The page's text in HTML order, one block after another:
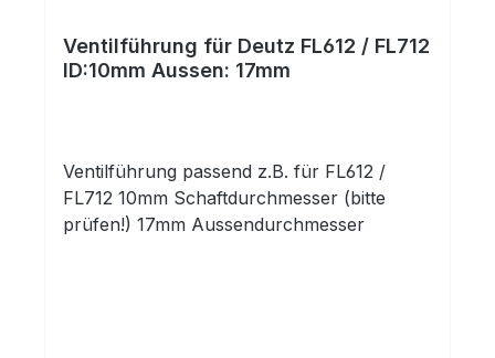
Ventilführung für Deutz FL612 / FL712
ID:10mm Aussen: 17mm
Ventilführung passend z.B. für FL612 /
FL712 10mm Schaftdurchmesser (bitte
prüfen!) 17mm Aussendurchmesser